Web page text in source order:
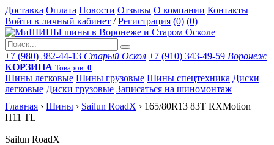
Доставка Оплата Новости Отзывы О компании Контакты
Войти в личный кабинет / Регистрация (0) (0)
+7 (980) 382-44-13 Старый Оскол +7 (910) 343-49-59 Воронеж
КОРЗИНА Товаров: 0
Шины легковые Шины грузовые Шины спецтехника Диски
легковые Диски грузовые Записаться на шиномонтаж
Главная › Шины › Sailun RoadX › 165/80R13 83T RXMotion
H11 TL
Sailun RoadX